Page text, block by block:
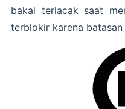
bakal terlacak saat
terblokir karena